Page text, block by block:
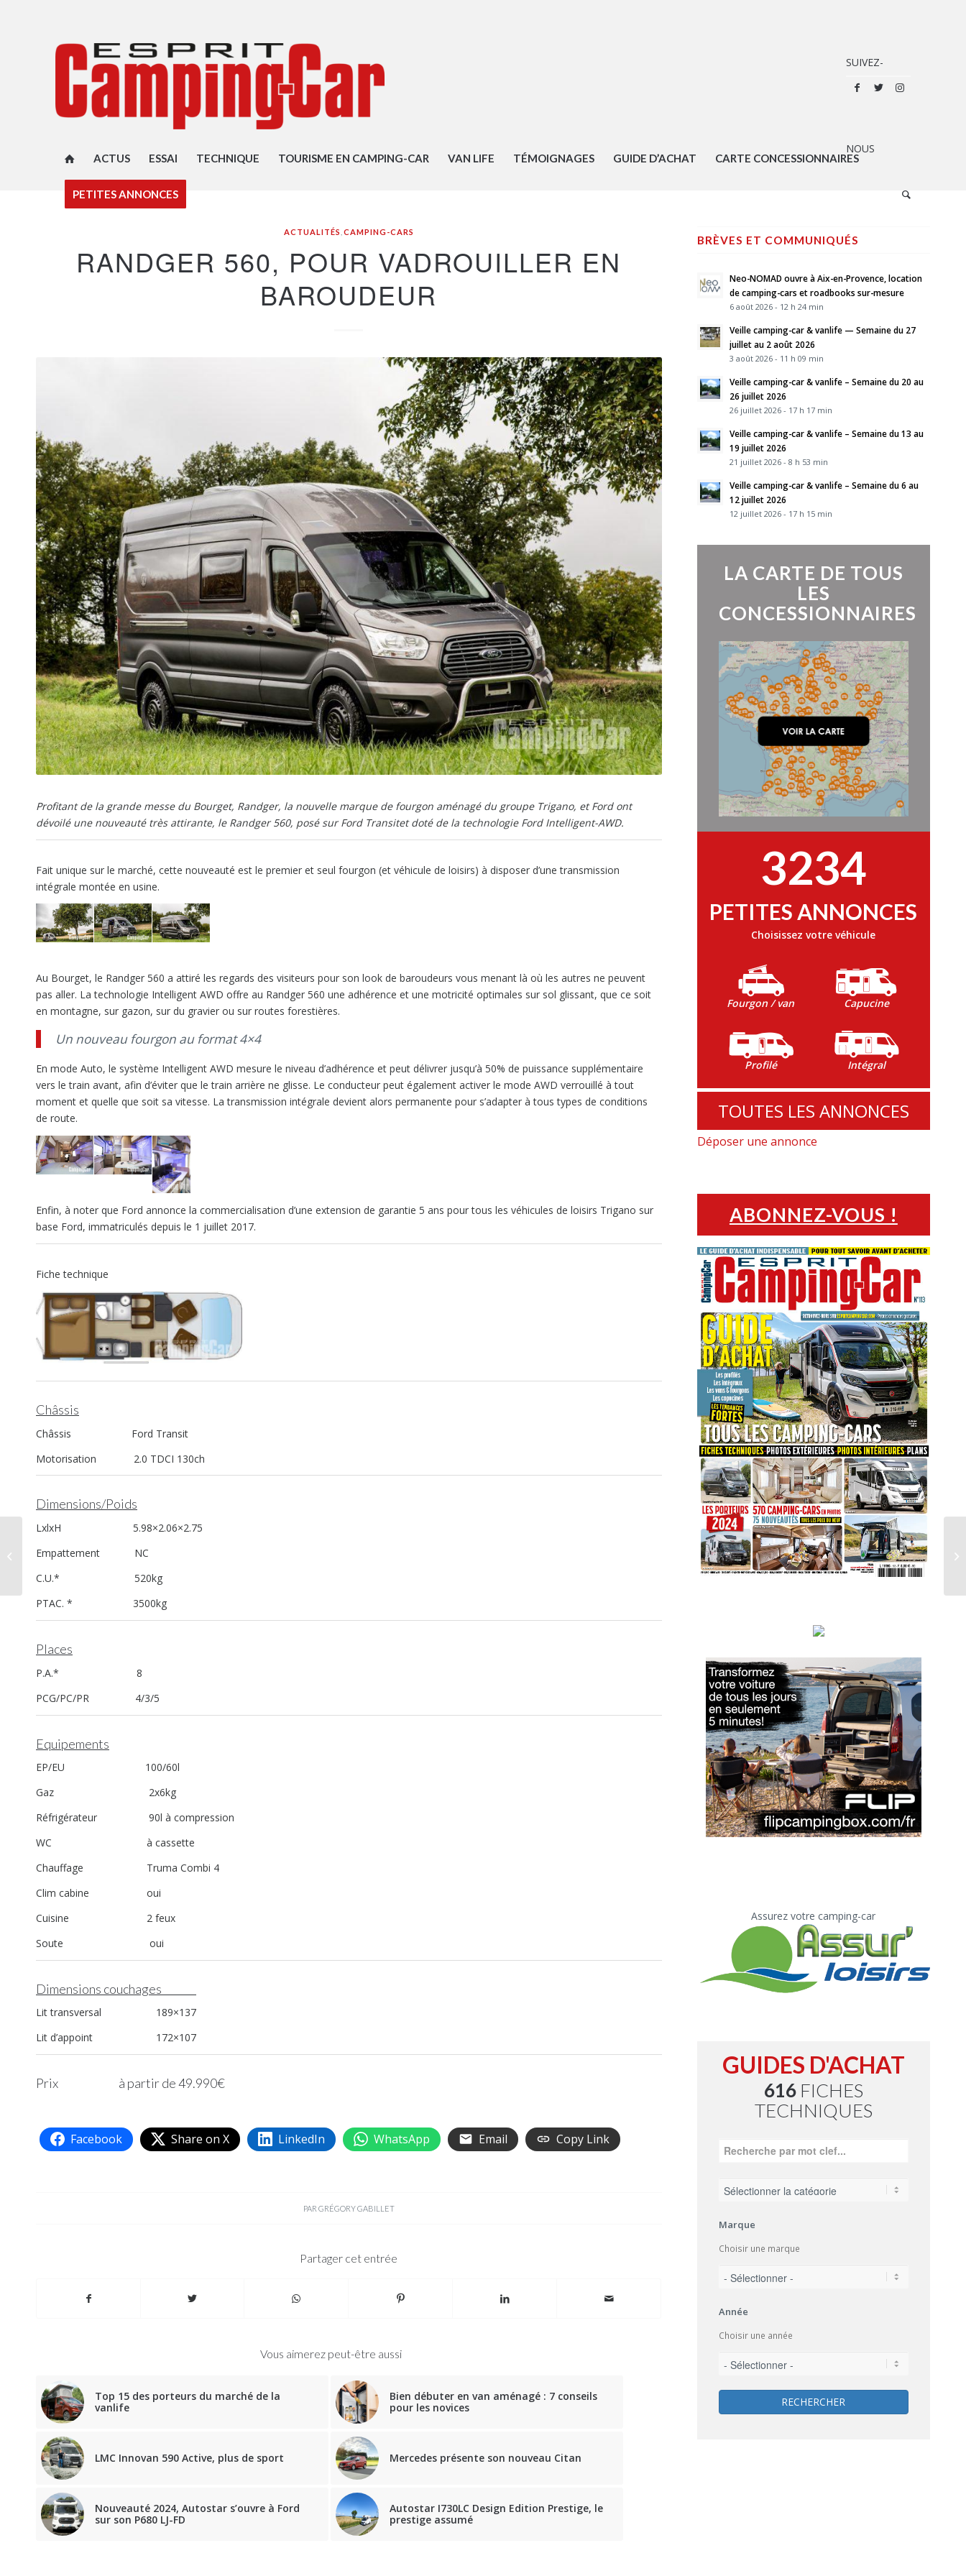
ACTUS ESSAI TECHNIQUE TOURISME EN CAMPING-CAR VAN LIFE TÉMOIGNAGES GUIDE D’ACHAT CARTE CONCESSIONNAIRES
PETITES ANNONCES
ACTUALITÉS CAMPING-CARS
RANDGER 560, POUR VADROUILLER EN
BAROUDEUR
Profitant de la grande messe du Bourget, Randger, la nouvelle marque de fourgon aménagé du groupe Trigano, et Ford ont
dévoilé une nouveauté très attirante, le Randger 560, posé sur Ford Transitet doté de la technologie Ford Intelligent-AWD.
Fait unique sur le marché, cette nouveauté est le premier et seul fourgon (et véhicule de loisirs) à disposer d’une transmission
intégrale montée en usine.
Au Bourget, le Randger 560 a attiré les regards des visiteurs pour son look de baroudeurs vous menant là où les autres ne peuvent
pas aller. La technologie Intelligent AWD offre au Randger 560 une adhérence et une motricité optimales sur sol glissant, que ce soit
en montagne, sur gazon, sur du gravier ou sur routes forestières.
Un nouveau fourgon au format 4×4
En mode Auto, le système Intelligent AWD mesure le niveau d’adhérence et peut délivrer jusqu’à 50% de puissance supplémentaire
vers le train avant, afin d’éviter que le train arrière ne glisse. Le conducteur peut également activer le mode AWD verrouillé à tout
moment et quelle que soit sa vitesse. La transmission intégrale devient alors permanente pour s’adapter à tous types de conditions
de route.
Enfin, à noter que Ford annonce la commercialisation d’une extension de garantie 5 ans pour tous les véhicules de loisirs Trigano sur
base Ford, immatriculés depuis le 1 juillet 2017.
Fiche technique
Châssis
Châssis Ford Transit
Motorisation 2.0 TDCI 130ch
Dimensions/Poids
LxlxH 5.98×2.06×2.75
Empattement NC
C.U.* 520kg
PTAC. * 3500kg
Places
P.A.* 8
PCG/PC/PR 4/3/5
Equipements
EP/EU 100/60l
Gaz 2x6kg
Réfrigérateur 90l à compression
WC à cassette
Chauffage Truma Combi 4
Clim cabine oui
Cuisine 2 feux
Soute oui
Dimensions couchages
Lit transversal 189×137
Lit d’appoint 172×107
Prix à partir de 49.990€
Facebook Share on X LinkedIn WhatsApp Email Copy Link
PAR GRÉGORY GABILLET
Partager cet entrée
Vous aimerez peut-être aussi
Top 15 des porteurs du marché de la
vanlife
Bien débuter en van aménagé : 7 conseils
pour les novices
LMC Innovan 590 Active, plus de sport Mercedes présente son nouveau Citan
Nouveauté 2024, Autostar s’ouvre à Ford
sur son P680 LJ-FD
Autostar I730LC Design Edition Prestige, le
prestige assumé
BRÈVES ET COMMUNIQUÉS
Neo-NOMAD ouvre à Aix-en-Provence, location
de camping-cars et roadbooks sur-mesure
6 août 2026 - 12 h 24 min
Veille camping-car & vanlife — Semaine du 27
juillet au 2 août 2026
3 août 2026 - 11 h 09 min
Veille camping-car & vanlife – Semaine du 20 au
26 juillet 2026
26 juillet 2026 - 17 h 17 min
Veille camping-car & vanlife – Semaine du 13 au
19 juillet 2026
21 juillet 2026 - 8 h 53 min
Veille camping-car & vanlife – Semaine du 6 au
12 juillet 2026
12 juillet 2026 - 17 h 15 min
LA CARTE DE TOUS
LES
CONCESSIONNAIRES
3234
PETITES ANNONCES
Choisissez votre véhicule
Fourgon / van Capucine
Profilé Intégral
TOUTES LES ANNONCES
Déposer une annonce
ABONNEZ-VOUS !
Assurez votre camping-car
GUIDES D'ACHAT
616FICHES
TECHNIQUES
Marque
Choisir une marque
Année
Choisir une année
RECHERCHER
de Pléneuf-Val-André